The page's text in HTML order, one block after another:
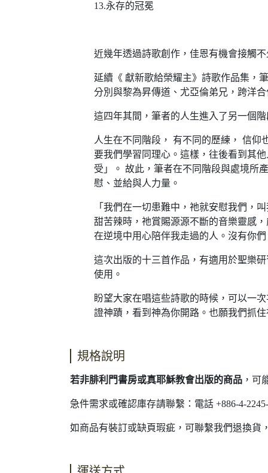
13.永存的冠冕
近幾年透過詩歌創作，佳恩有機會接觸
延續《 獻新歌給榮耀主》詩歌作品集，
分別與黎為昇傳道、尤亞倫弟兄，跨洋
這四年其間，筆者的人生進入了另一個
人生在不同階段， 有不同的歷練， 信
要我們學習同理心。這樣，往後看到其
受」。 故此，筆者在不同階段與處境所
慰、並給與人力量。
「我們在一切患難中，祂就安慰我們，
甜苦辣時，祂賞賜源源不斷的音樂靈感
在逆境中用心陪伴我走過的人。沒有你
這次出版的十三首作品，有適用於聖樂
使用。
盼望大家在唱這些詩歌的時候，可以一
證神蹟，看到神為你開路。也願我們抓
規格說明
若非腓利門書房或真耶穌教會出版的商品 ，可
急件需求或確認庫存請聯繫：電話 +886-4-
如商品有裝訂或缺頁瑕疵，可聯繫我們退換貨